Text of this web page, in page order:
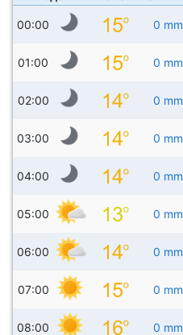
00:00 0 mm
01:00 0 mm
02:00 0 mm
03:00 0 mm
04:00 0 mm
05:00 0 mm
06:00 0 mm
07:00 0 mm
08:00 0 mm